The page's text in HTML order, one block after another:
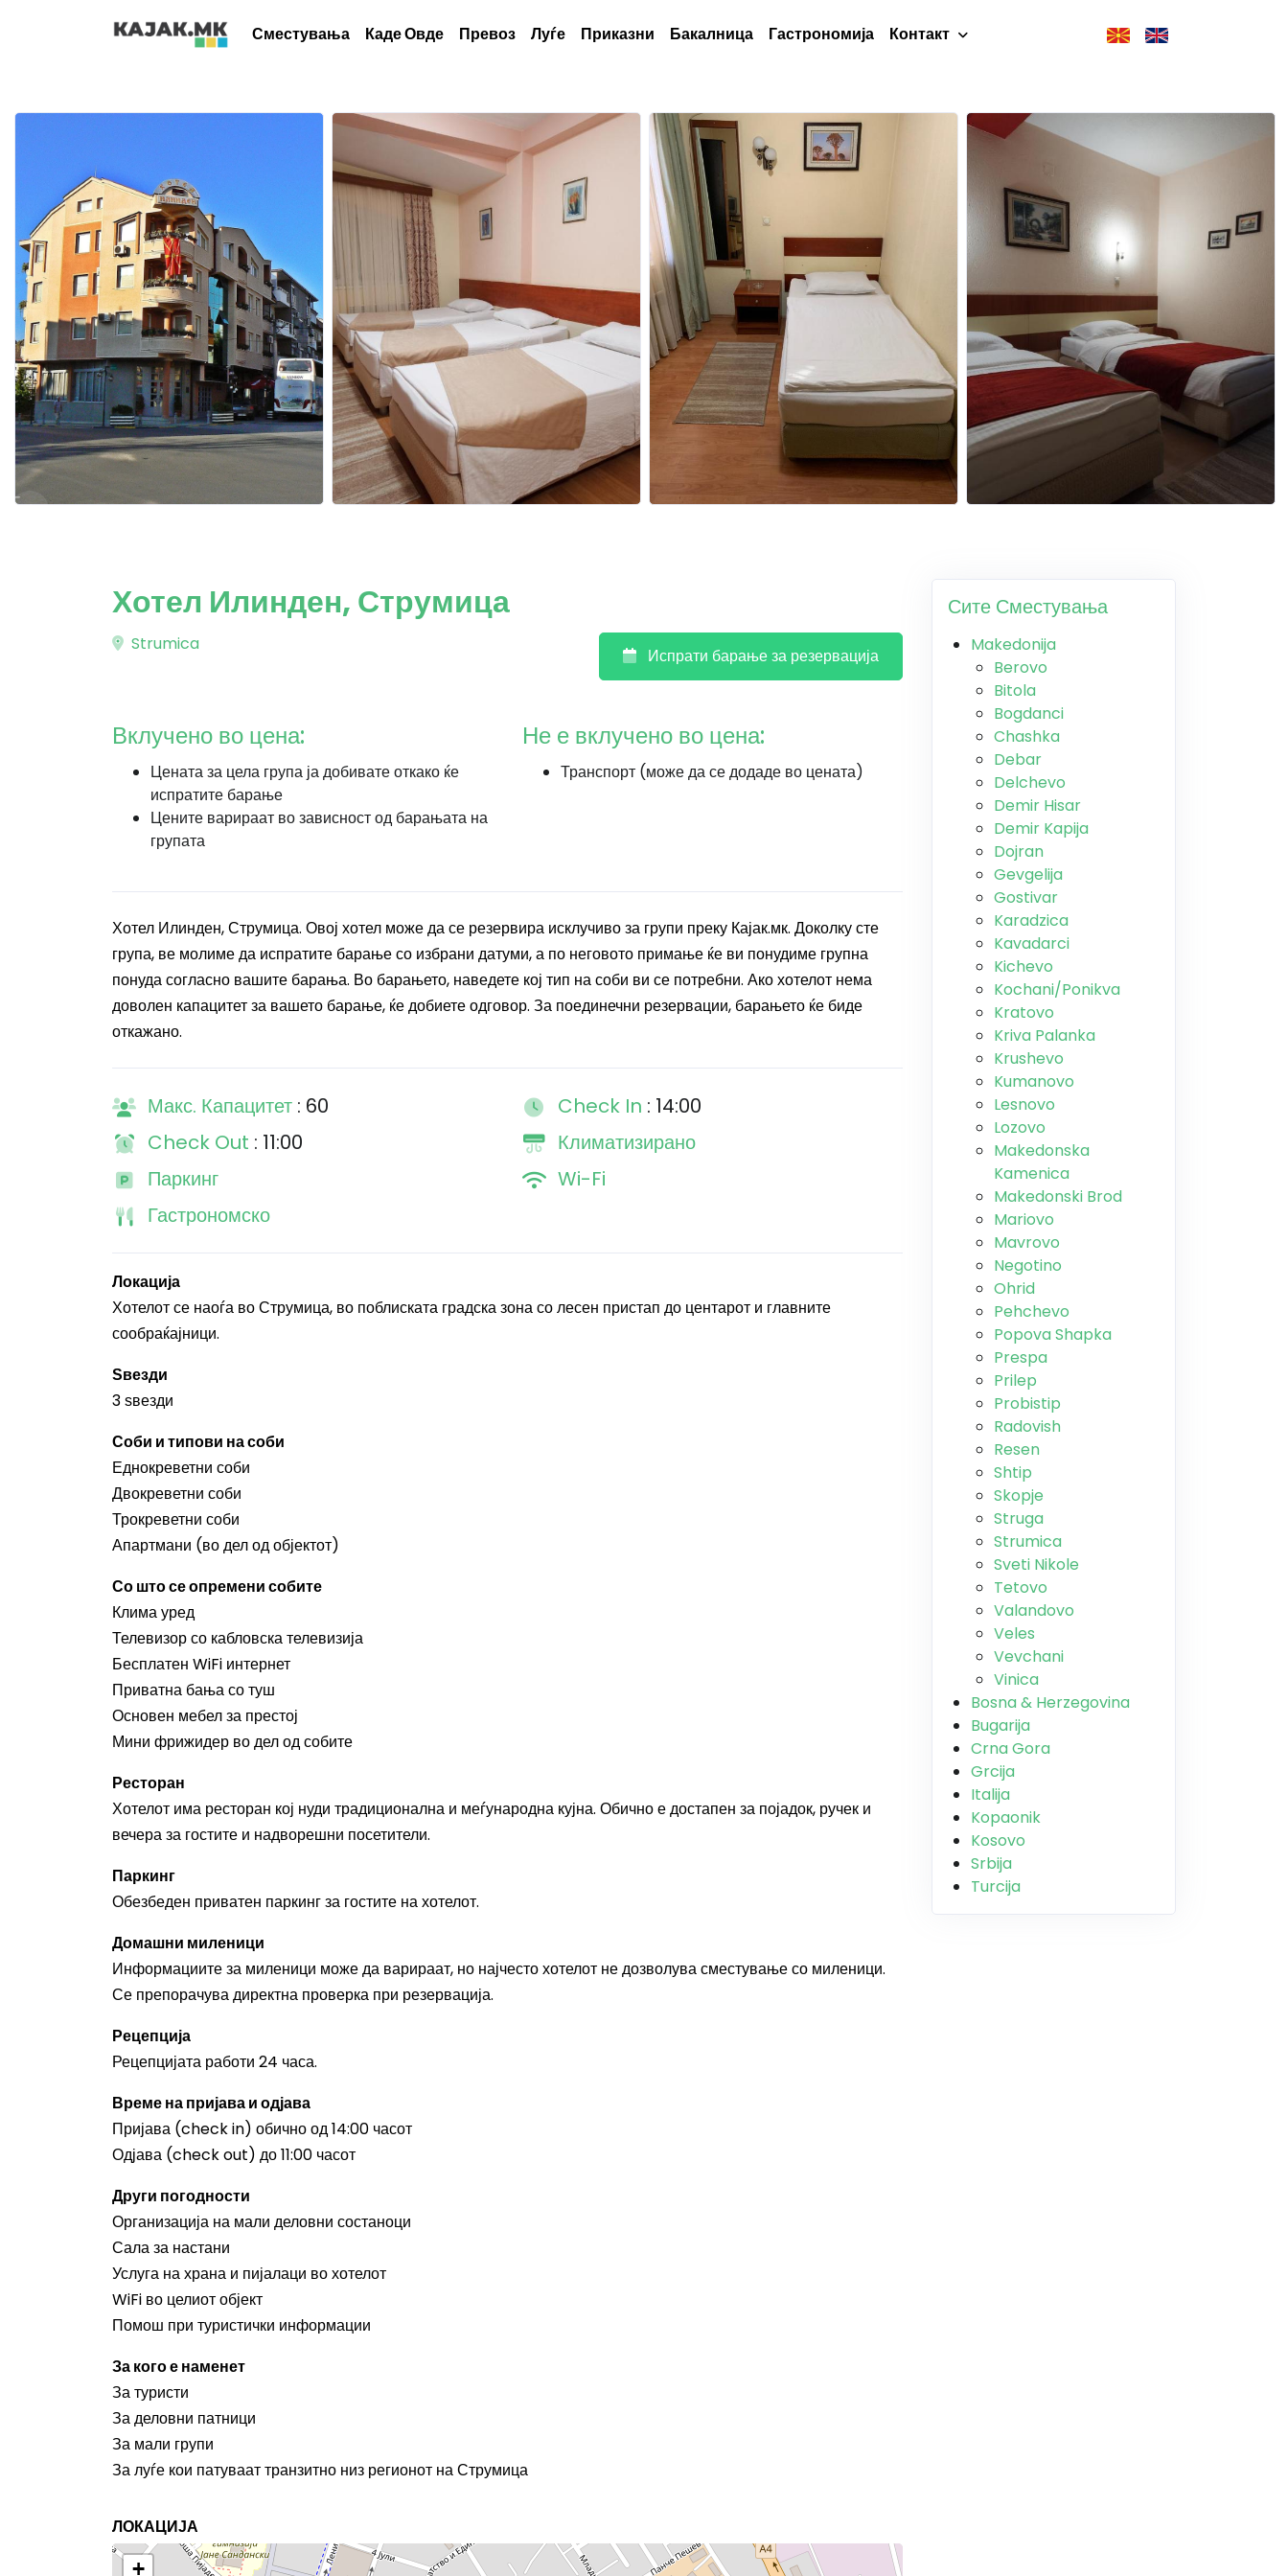
Сместувања Каде Овде Превоз Луѓе Приказни Бакалница Гастрономија Контакт
Хотел Илинден, Струмица
Strumica
Испрати барање за резервација
Вклучено во цена:
Цената за цела група ја добивате откако ќе
испратите барање
Цените варираат во зависност од барањата на
групата
Не е вклучено во цена:
Транспорт (може да се додаде во цената)
Хотел Илинден, Струмица. Овој хотел може да се резервира исклучиво за групи преку Кајак.мк. Доколку сте
група, ве молиме да испратите барање со избрани датуми, а по неговото примање ќе ви понудиме групна
понуда согласно вашите барања. Во барањето, наведете кој тип на соби ви се потребни. Ако хотелот нема
доволен капацитет за вашето барање, ќе добиете одговор. За поединечни резервации, барањето ќе биде
откажано.
Макс. Капацитет : 60 Check In : 14:00
Check Out : 11:00
Климатизирано
Паркинг
Wi-Fi
Гастрономско
Локација
Хотелот се наоѓа во Струмица, во поблиската градска зона со лесен пристап до центарот и главните
сообраќајници.
Ѕвезди
3 ѕвезди
Соби и типови на соби
Еднокреветни соби
Двокреветни соби
Трокреветни соби
Апартмани (во дел од објектот)
Со што се опремени собите
Клима уред
Телевизор со кабловска телевизија
Бесплатен WiFi интернет
Приватна бања со туш
Основен мебел за престој
Мини фрижидер во дел од собите
Ресторан
Хотелот има ресторан кој нуди традиционална и меѓународна кујна. Обично е достапен за појадок, ручек и
вечера за гостите и надворешни посетители.
Паркинг
Обезбеден приватен паркинг за гостите на хотелот.
Домашни миленици
Информациите за миленици може да варираат, но најчесто хотелот не дозволува сместување со миленици.
Се препорачува директна проверка при резервација.
Рецепција
Рецепцијата работи 24 часа.
Време на пријава и одјава
Пријава (check in) обично од 14:00 часот
Одјава (check out) до 11:00 часот
Други погодности
Организација на мали деловни состаноци
Сала за настани
Услуга на храна и пијалаци во хотелот
WiFi во целиот објект
Помош при туристички информации
За кого е наменет
За туристи
За деловни патници
За мали групи
За луѓе кои патуваат транзитно низ регионот на Струмица
ЛОКАЦИЈА
+
Сите Сместувања
Makedonija
Berovo
Bitola
Bogdanci
Chashka
Debar
Delchevo
Demir Hisar
Demir Kapija
Dojran
Gevgelija
Gostivar
Karadzica
Kavadarci
Kichevo
Kochani/Ponikva
Kratovo
Kriva Palanka
Krushevo
Kumanovo
Lesnovo
Lozovo
Makedonska
Kamenica
Makedonski Brod
Mariovo
Mavrovo
Negotino
Ohrid
Pehchevo
Popova Shapka
Prespa
Prilep
Probistip
Radovish
Resen
Shtip
Skopje
Struga
Strumica
Sveti Nikole
Tetovo
Valandovo
Veles
Vevchani
Vinica
Bosna & Herzegovina
Bugarija
Crna Gora
Grcija
Italija
Kopaonik
Kosovo
Srbija
Turcija